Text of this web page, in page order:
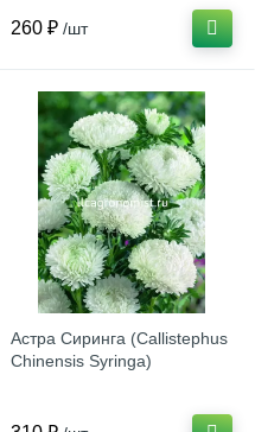
260 ₽ /шт
Астра Сиринга (Callistephus
Chinensis Syringa)